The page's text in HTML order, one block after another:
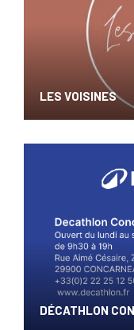
LES VOISINES
DÉCATHLON